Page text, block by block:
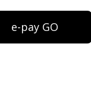
e-pay GO